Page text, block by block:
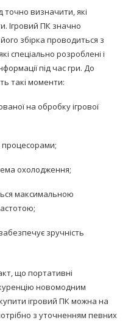
точно визначити, які
Ігровий ПК значно
його збірка проводиться з
спеціально розроблені і
під час гри. До
такі моменти:
на обробку ігрової
охолодження;
максимальною
зручність
що портативні
новомодним
ігровий ПК можна на
з уточненням певних